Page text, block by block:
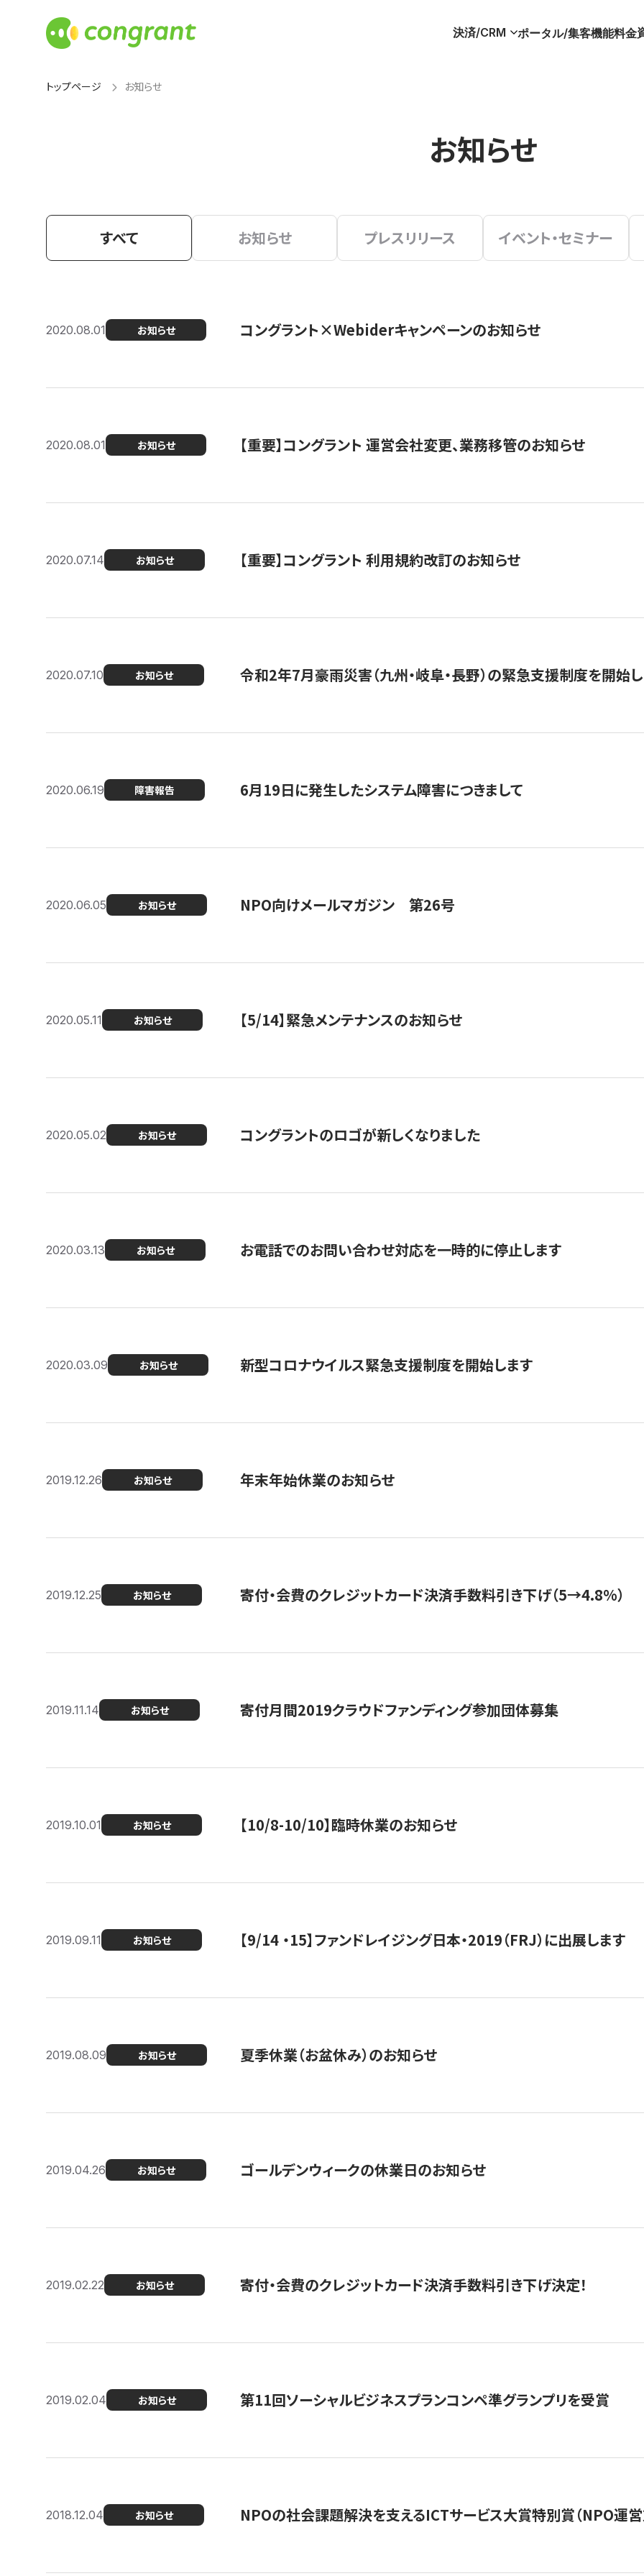
決済/CRM ポータル/集客機能料金
トップページ お知らせ
お知らせ
すべて お知らせ プレスリリース イベント・セミナー
2020.08.01 お知らせ コングラント×Webiderキャンペーンのお知らせ
2020.08.01 お知らせ 【重要】コングラント 運営会社変更、業務移管のお知らせ
2020.07.14 お知らせ 【重要】コングラント 利用規約改訂のお知らせ
2020.07.10 お知らせ 令和2年7月豪雨災害（九州・岐阜・長野）の緊急支援制度を開始
2020.06.19 障害報告 6月19日に発生したシステム障害につきまして
2020.06.05 お知らせ NPO向けメールマガジン 第26号
2020.05.11 お知らせ 【5/14】緊急メンテナンスのお知らせ
2020.05.02 お知らせ コングラントのロゴが新しくなりました
2020.03.13 お知らせ お電話でのお問い合わせ対応を一時的に停止します
2020.03.09 お知らせ 新型コロナウイルス緊急支援制度を開始します
2019.12.26 お知らせ 年末年始休業のお知らせ
2019.12.25 お知らせ 寄付・会費のクレジットカード決済手数料引き下げ（5→4.8%）
2019.11.14 お知らせ 寄付月間2019クラウドファンディング参加団体募集
2019.10.01 お知らせ 【10/8-10/10】臨時休業のお知らせ
2019.09.11 お知らせ 【9/14 ・15】ファンドレイジング日本・2019（FRJ）に出展します
2019.08.09 お知らせ 夏季休業（お盆休み）のお知らせ
2019.04.26 お知らせ ゴールデンウィークの休業日のお知らせ
2019.02.22 お知らせ 寄付・会費のクレジットカード決済手数料引き下げ決定！
2019.02.04 お知らせ 第11回ソーシャルビジネスプランコンペ準グランプリを受賞
2018.12.04 お知らせ NPOの社会課題解決を支えるICTサービス大賞特別賞（NPO運